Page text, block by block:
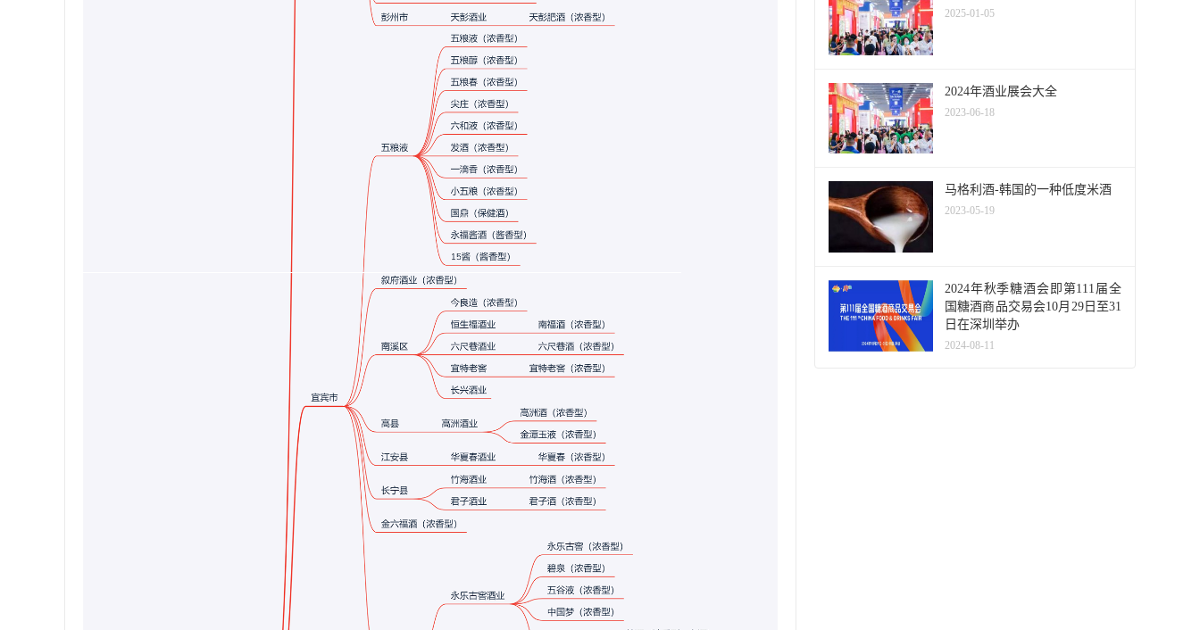
2025-01-05
2024年酒业展会大全
2023-06-18
马格利酒-韩国的一种低度米酒
2023-05-19
2024年秋季糖酒会即第111届全
国糖酒商品交易会10月29日至31
日在深圳举办
2024-08-11